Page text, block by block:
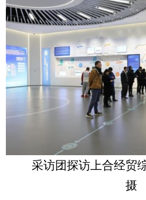
采访团探访上合经贸
摄